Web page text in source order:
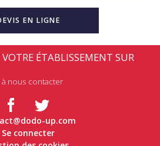
EN LIGNE
VOTRE ÉTABLISSEMENT SUR
à nous contacter
up.com
Se connecter